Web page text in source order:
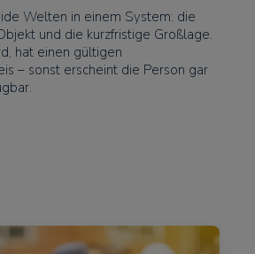
Welten in einem System: die
und die kurzfristige Großlage.
hat einen gültigen
– sonst erscheint die Person gar